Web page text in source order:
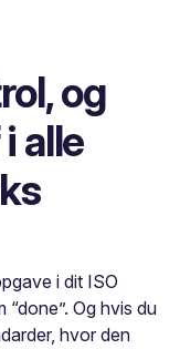
og
alle
i dit ISO
Og hvis du
hvor den